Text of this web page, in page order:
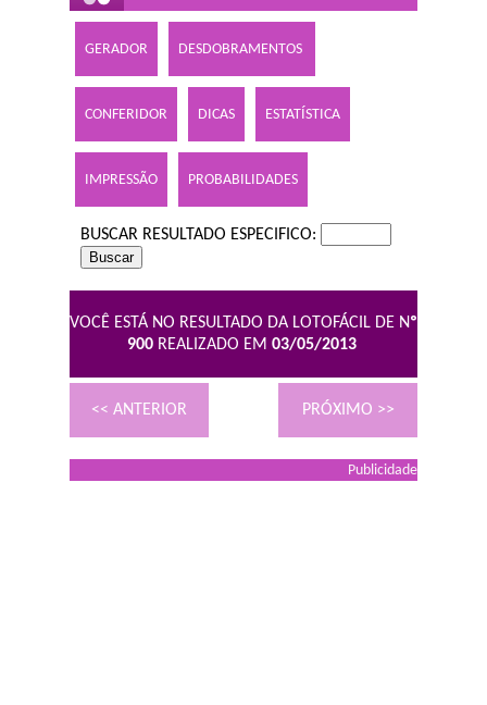
GERADOR DESDOBRAMENTOS
CONFERIDOR DICAS ESTATÍSTICA
IMPRESSÃO PROBABILIDADES
BUSCAR RESULTADO ESPECIFICO:
VOCÊ ESTÁ NO RESULTADO DA LOTOFÁCIL DE Nº
900 REALIZADO EM 03/05/2013
<< ANTERIOR PRÓXIMO >>
Publicidade